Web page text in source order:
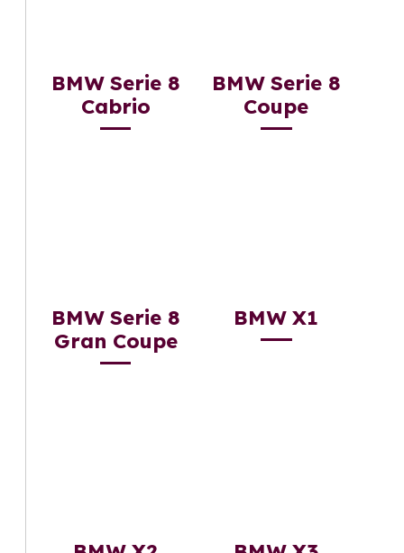
BMW Serie 8
Cabrio
BMW Serie 8
Coupe
BMW Serie 8
Gran Coupe
BMW X1